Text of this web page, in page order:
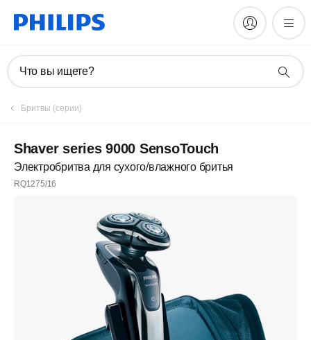
Что вы ищете?
Бритвы (серии)
Shaver series 9000 SensoTouch
Электробритва для сухого/влажного бритья
RQ1275/16